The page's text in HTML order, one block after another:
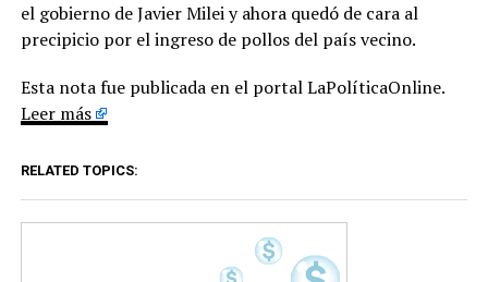
el gobierno de Javier Milei y ahora quedó de cara al
precipicio por el ingreso de pollos del país vecino.
Esta nota fue publicada en el portal LaPolíticaOnline.
Leer más
RELATED TOPICS: